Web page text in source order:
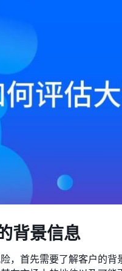
背景信息
，首先需要了解客户的